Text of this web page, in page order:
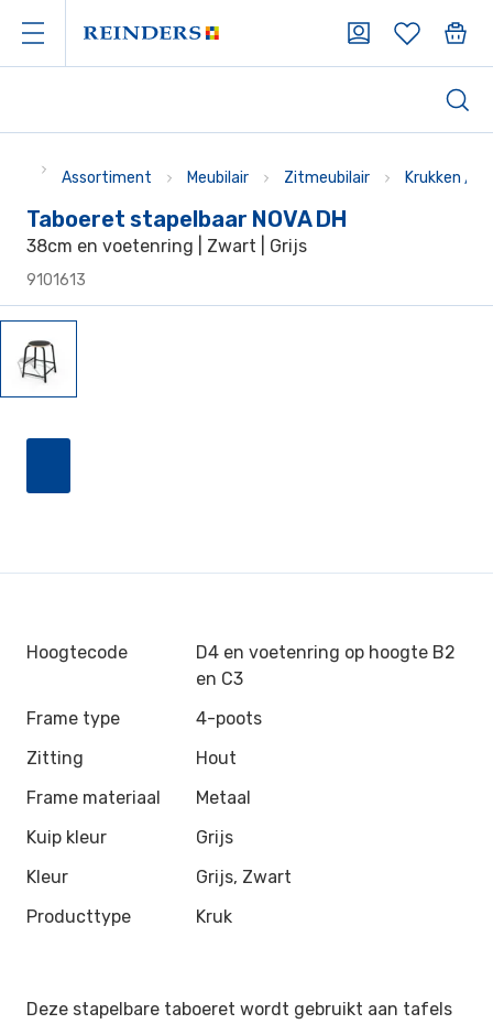
Assortiment Meubilair Zitmeubilair Krukken /
Taboeret stapelbaar NOVA DH
38cm en voetenring | Zwart | Grijs
9101613
Hoogtecode
D4 en voetenring op hoogte B2
en C3
Frame type
4-poots
Zitting
Hout
Frame materiaal
Metaal
Kuip kleur
Grijs
Kleur
Grijs, Zwart
Producttype
Kruk
Deze stapelbare taboeret wordt gebruikt aan tafels